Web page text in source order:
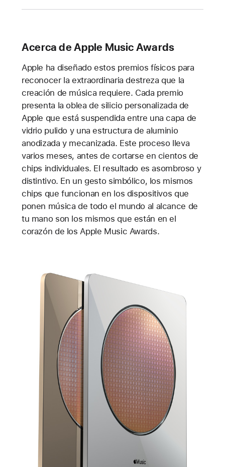
Acerca de Apple Music Awards
Apple ha diseñado estos premios físicos para
reconocer la extraordinaria destreza que la
creación de música requiere. Cada premio
presenta la oblea de silicio personalizada de
Apple que está suspendida entre una capa de
vidrio pulido y una estructura de aluminio
anodizada y mecanizada. Este proceso lleva
varios meses, antes de cortarse en cientos de
chips individuales. El resultado es asombroso y
distintivo. En un gesto simbólico, los mismos
chips que funcionan en los dispositivos que
ponen música de todo el mundo al alcance de
tu mano son los mismos que están en el
corazón de los Apple Music Awards.